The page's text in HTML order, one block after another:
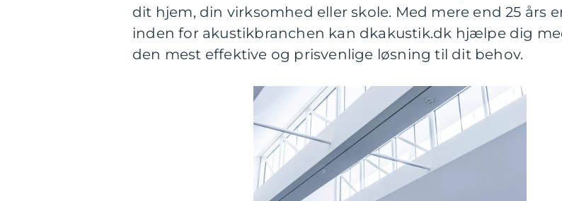
dit hjem, din virksomhed eller skole. Med mere end 25 års
inden for akustikbranchen kan dkakustik.dk hjælpe dig
den mest effektive og prisvenlige løsning til dit behov.